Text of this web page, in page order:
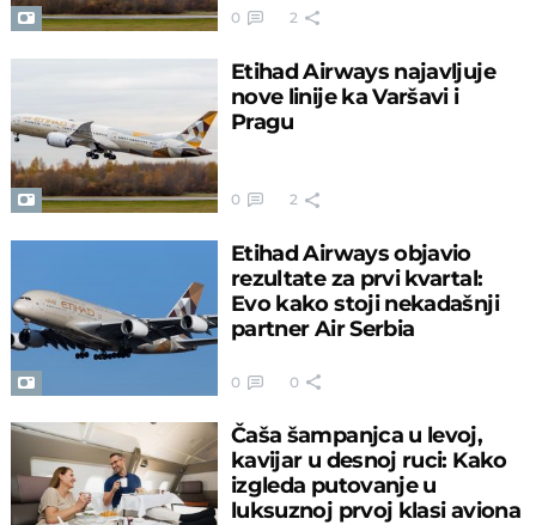
0 2
Etihad Airways najavljuje
nove linije ka Varšavi i
Pragu
0 2
Etihad Airways objavio
rezultate za prvi kvartal:
Evo kako stoji nekadašnji
partner Air Serbia
0 0
Čaša šampanjca u levoj,
kavijar u desnoj ruci: Kako
izgleda putovanje u
luksuznoj prvoj klasi aviona